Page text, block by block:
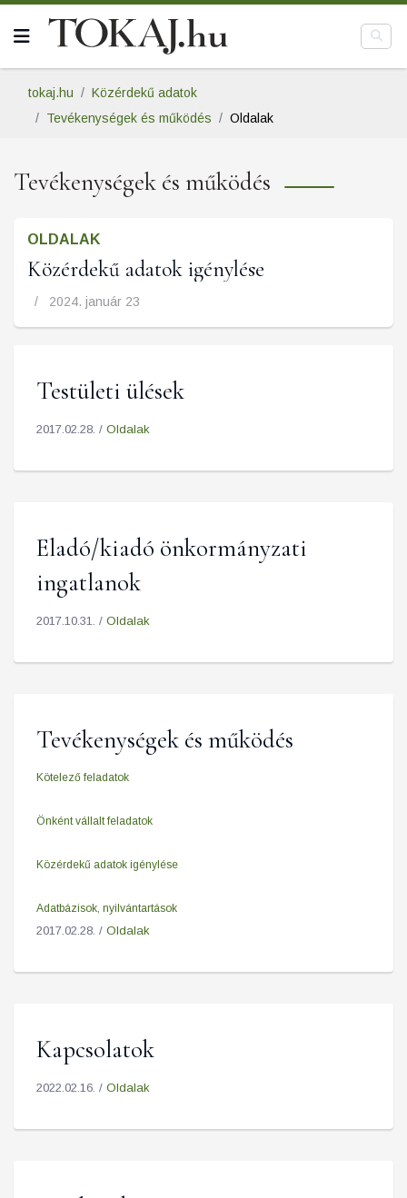
tokaj.hu
Közérdekű adatok
Tevékenységek és működés
Oldalak
Tevékenységek és működés
OLDALAK
Közérdekű adatok igénylése
2024. január 23
Testületi ülések
2017.02.28. / Oldalak
Eladó/kiadó önkormányzati
ingatlanok
2017.10.31. / Oldalak
Tevékenységek és működés
Kötelező feladatok
Önként vállalt feladatok
Közérdekű adatok igénylése
Adatbázisok, nyilvántartások
2017.02.28. / Oldalak
Kapcsolatok
2022.02.16. / Oldalak